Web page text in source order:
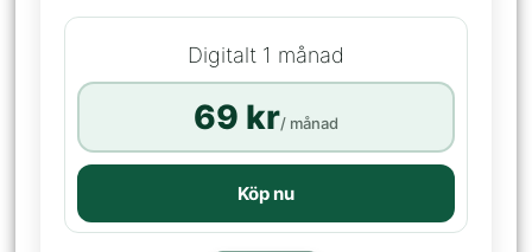
Digitalt 1 månad
69 kr/ månad
Köp nu